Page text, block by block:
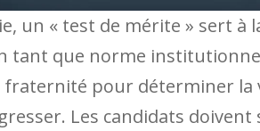
un « test de mérite » sert
tant que norme
fraternité pour déterminer
Les candidats doivent